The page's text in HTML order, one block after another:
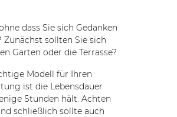
dass Sie sich Gedanken
sollten Sie sich
Garten oder die Terrasse?
Modell für Ihren
ist die Lebensdauer
Stunden hält. Achten
schließlich sollte auch